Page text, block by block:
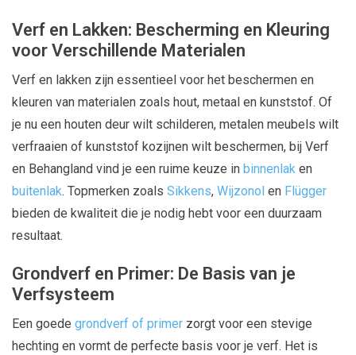
Verf en Lakken: Bescherming en Kleuring
voor Verschillende Materialen
Verf en lakken zijn essentieel voor het beschermen en
kleuren van materialen zoals hout, metaal en kunststof. Of
je nu een houten deur wilt schilderen, metalen meubels wilt
verfraaien of kunststof kozijnen wilt beschermen, bij Verf
en Behangland vind je een ruime keuze in binnenlak en
buitenlak. Topmerken zoals Sikkens, Wijzonol en Flügger
bieden de kwaliteit die je nodig hebt voor een duurzaam
resultaat.
Grondverf en Primer: De Basis van je
Verfsysteem
Een goede grondverf of primer zorgt voor een stevige
hechting en vormt de perfecte basis voor je verf. Het is